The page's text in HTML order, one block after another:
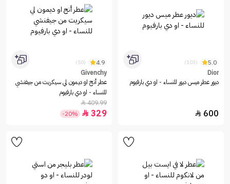
5.0
(103)
Dior
ديور عطر ميس ديور للنساء - او دي بارفيوم
600

4.9
(50)
Givenchy
عطر أنج او ديمون لي سيكريت من جيفنشي
للنساء - او دي بارفيوم
409.99

329

-20%